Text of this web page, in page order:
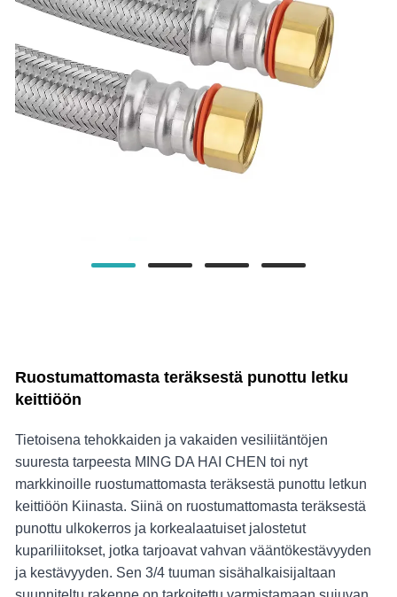
Ruostumattomasta teräksestä punottu letku
keittiöön
Tietoisena tehokkaiden ja vakaiden vesiliitäntöjen
suuresta tarpeesta MING DA HAI CHEN toi nyt
markkinoille ruostumattomasta teräksestä punottu letkun
keittiöön Kiinasta. Siinä on ruostumattomasta teräksestä
punottu ulkokerros ja korkealaatuiset jalostetut
kupariliitokset, jotka tarjoavat vahvan vääntökestävyyden
ja kestävyyden. Sen 3/4 tuuman sisähalkaisijaltaan